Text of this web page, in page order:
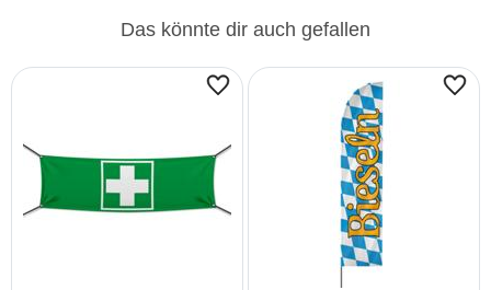
Das könnte dir auch gefallen